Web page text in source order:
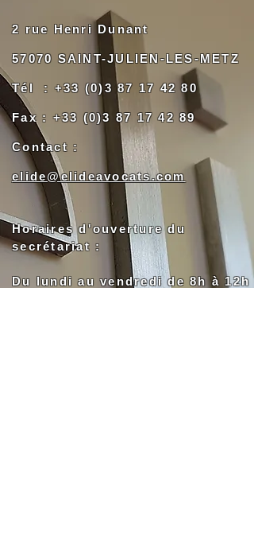
2 rue Henri Dunant
57070 SAINT-JULIEN-LES-METZ
Tél :+33 (0)3 87 17 42 80
Fax :+33 (0)3 87 17 42 89
Contact :
elide@elideavocats.com
Horaires d'ouverture du
secrétariat :
Du lundi au vendredi de 8h à 12h